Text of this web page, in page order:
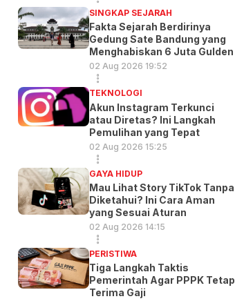
SINGKAP SEJARAH
Fakta Sejarah Berdirinya
Gedung Sate Bandung yang
Menghabiskan 6 Juta Gulden
02 Aug 2026 19:52
TEKNOLOGI
Akun Instagram Terkunci
atau Diretas? Ini Langkah
Pemulihan yang Tepat
02 Aug 2026 15:25
GAYA HIDUP
Mau Lihat Story TikTok Tanpa
Diketahui? Ini Cara Aman
yang Sesuai Aturan
02 Aug 2026 14:15
PERISTIWA
Tiga Langkah Taktis
Pemerintah Agar PPPK Tetap
Terima Gaji